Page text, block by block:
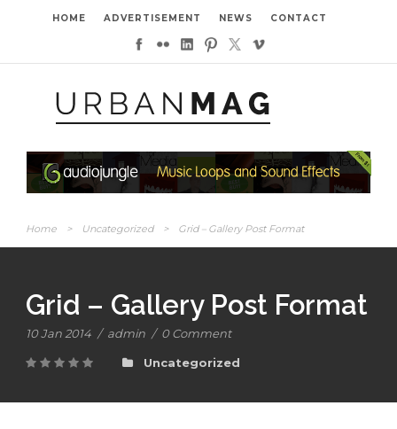
HOME ADVERTISEMENT NEWS CONTACT
Home > Uncategorized > Grid – Gallery Post Format
Grid – Gallery Post Format
10 Jan 2014 / admin / 0 Comment
Uncategorized